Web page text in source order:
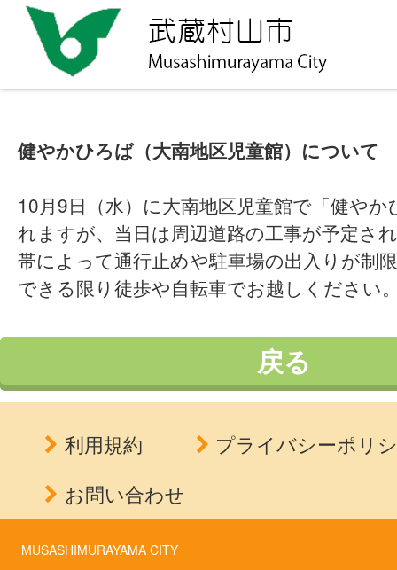
健やかひろば（大南地区児童館）について
10月9日（水）に大南地区児童館で「健や
れますが、当日は周辺道路の工事が予定さ
帯によって通行止めや駐車場の出入りが制
できる限り徒歩や自転車でお越しください
戻る
利用規約
プライバシーポリ
お問い合わせ
MUSASHIMURAYAMA CITY